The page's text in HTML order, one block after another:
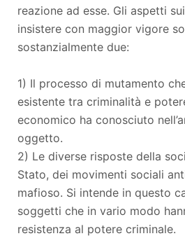
reazione ad esse. Gli aspetti
insistere con maggior vigore
sostanzialmente due:
1) Il processo di mutamento
esistente tra criminalità e
economico ha conosciuto
oggetto.
2) Le diverse risposte della
Stato, dei movimenti sociali
mafioso. Si intende in questo
soggetti che in vario modo
resistenza al potere criminale.